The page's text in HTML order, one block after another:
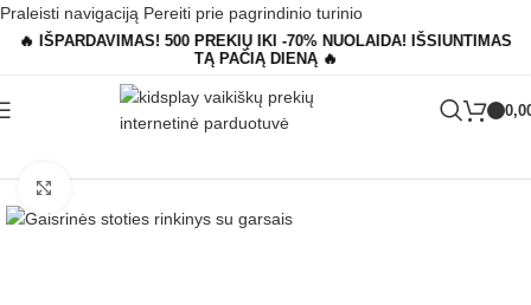
Praleisti navigaciją Pereiti prie pagrindinio turinio
🔥 IŠPARDAVIMAS! 500 PREKIŲ IKI -70% NUOLAIDA! IŠSIUNTIMAS
TĄ PAČIĄ DIENĄ 🔥
Parduotuvė»Gaisrinės stoties rinkinys su garsais